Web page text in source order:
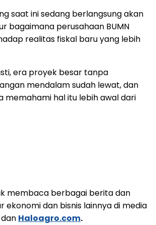
saat ini sedang berlangsung akan
bagaimana perusahaan BUMN
realitas fiskal baru yang lebih
era proyek besar tanpa
mendalam sudah lewat, dan
memahami hal itu lebih awal dari
membaca berbagai berita dan
ekonomi dan bisnis lainnya di media
dan Haloagro.com.